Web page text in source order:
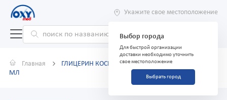
Укажите свое местоположение
Выбор города
Для быстрой организации
доставки необходимо уточнить
свое местоположение
Выбрать город
Главная
ГЛИЦЕРИН КОСМЕТИЧЕСКИЙ В АССОРТИМЕНТЕ 50
МЛ